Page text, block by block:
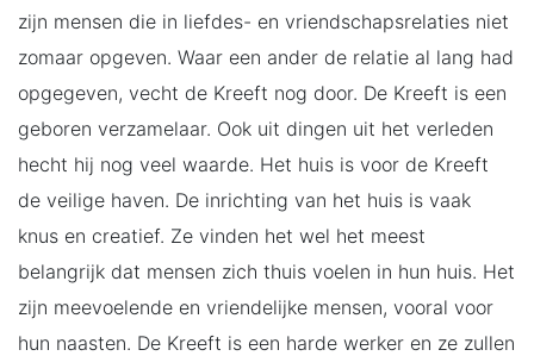
zijn mensen die in liefdes- en vriendschapsrelaties niet
zomaar opgeven. Waar een ander de relatie al lang had
opgegeven, vecht de Kreeft nog door. De Kreeft is een
geboren verzamelaar. Ook uit dingen uit het verleden
hecht hij nog veel waarde. Het huis is voor de Kreeft
de veilige haven. De inrichting van het huis is vaak
knus en creatief. Ze vinden het wel het meest
belangrijk dat mensen zich thuis voelen in hun huis. Het
zijn meevoelende en vriendelijke mensen, vooral voor
hun naasten. De Kreeft is een harde werker en ze zullen